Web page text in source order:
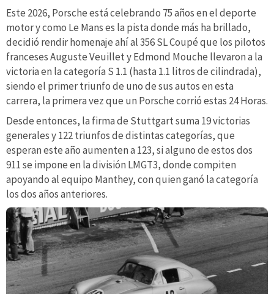
Este 2026, Porsche está celebrando 75 años en el deporte
motor y como Le Mans es la pista donde más ha brillado,
decidió rendir homenaje ahí al 356 SL Coupé que los pilotos
franceses Auguste Veuillet y Edmond Mouche llevaron a la
victoria en la categoría S 1.1 (hasta 1.1 litros de cilindrada),
siendo el primer triunfo de uno de sus autos en esta
carrera, la primera vez que un Porsche corrió estas 24 Horas.
Desde entonces, la firma de Stuttgart suma 19 victorias
generales y 122 triunfos de distintas categorías, que
esperan este año aumenten a 123, si alguno de estos dos
911 se impone en la división LMGT3, donde compiten
apoyando al equipo Manthey, con quien ganó la categoría
los dos años anteriores.